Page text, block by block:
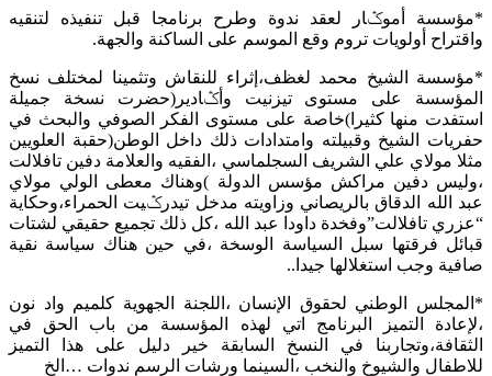
*مؤسسة أموݣار لعقد ندوة وطرح برنامجا قبل تنفيذه لتنقيه
واقتراح أولويات تروم وقع الموسم على الساكنة والجهة.
*مؤسسة الشيخ محمد لغظف،إثراء للنقاش وتثمينا لمختلف نسخ
المؤسسة على مستوى تيزنيت وأݣادير(حضرت نسخة جميلة
استفدت منها كثيرا)خاصة على مستوى الفكر الصوفي والبحث في
حفريات الشيخ وقبيلته وامتدادات ذلك داخل الوطن(حقبة العلويين
مثلا مولاي علي الشريف السجلماسي ،الفقيه والعلامة دفين تافلالت
،وليس دفين مراكش مؤسس الدولة )وهناك معطى الولي مولاي
عبد الله الدقاق بالريصاني وزاويته مدخل تيدرݣيت الحمراء،وحكاية
“عزري تافلالت”وفخدة داودا عبد الله ،كل ذلك تجميع حقيقي لشتات
قبائل فرقتها سبل السياسة الوسخة ،في حين هناك سياسة نقية
صافية وجب استغلالها جيدا..
*المجلس الوطني لحقوق الإنسان ،اللجنة الجهوية كلميم واد نون
،لإعادة التميز البرنامج اتي لهذه المؤسسة من باب الحق في
الثقافة،وتجاربنا في النسخ السابقة خير دليل على هذا التميز
للاطفال والشيوخ والنخب ،السينما ورشات الرسم ندوات …الخ